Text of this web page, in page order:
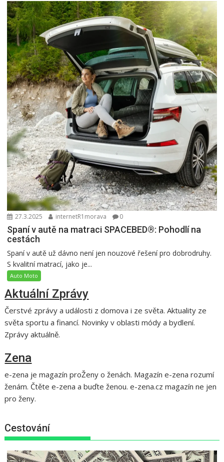
27.3.2025 internetR1morava 0
Spaní v autě na matraci SPACEBED®: Pohodlí na
cestách
Spaní v autě už dávno není jen nouzové řešení pro dobrodruhy.
S kvalitní matrací, jako je...
Auto Moto
Aktuální Zprávy
Čerstvé zprávy a události z domova i ze světa. Aktuality ze
světa sportu a financí. Novinky v oblasti módy a bydlení.
Zprávy aktuálně.
Zena
e-zena je magazín proŽeny o ženách. Magazín e-zena rozumí
ženám. Čtěte e-zena a buďte ženou. e-zena.cz magazín ne jen
pro ženy.
Cestování